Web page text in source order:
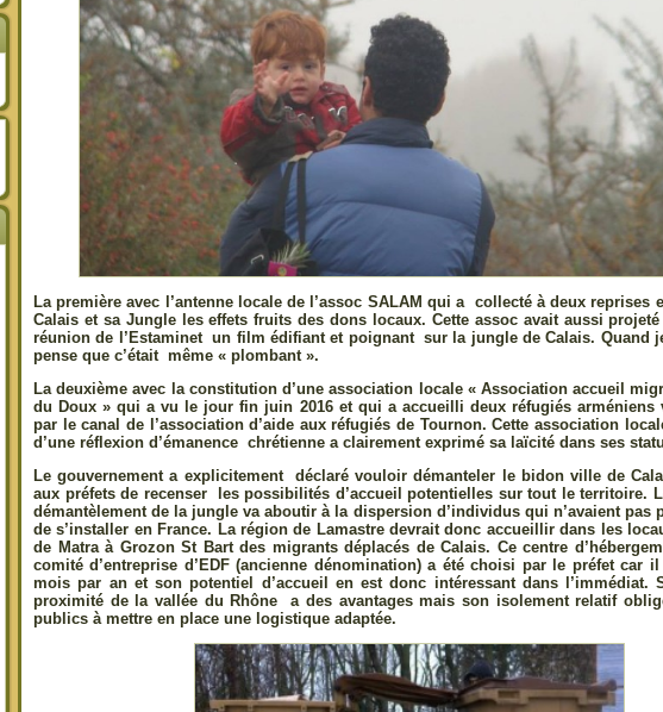
La première avec l’antenne locale de l’assoc SALAM qui a collecté à deux reprises
Calais et sa Jungle les effets fruits des dons locaux. Cette assoc avait aussi
réunion de l’Estaminet un film édifiant et poignant sur la jungle de Calais. Quand
pense que c’était même « plombant ».
La deuxième avec la constitution d’une association locale « Association accueil
du Doux » qui a vu le jour fin juin 2016 et qui a accueilli deux réfugiés arméniens
par le canal de l’association d’aide aux réfugiés de Tournon. Cette association
d’une réflexion d’émanence chrétienne a clairement exprimé sa laïcité dans ses
Le gouvernement a explicitement déclaré vouloir démanteler le bidon ville de
aux préfets de recenser les possibilités d’accueil potentielles sur tout le territoire.
démantèlement de la jungle va aboutir à la dispersion d’individus qui n’avaient pas
de s’installer en France. La région de Lamastre devrait donc accueillir dans les
de Matra à Grozon St Bart des migrants déplacés de Calais. Ce centre
comité d’entreprise d’EDF (ancienne dénomination) a été choisi par le préfet car
mois par an et son potentiel d’accueil en est donc intéressant dans l’immédiat.
proximité de la vallée du Rhône a des avantages mais son isolement relatif
publics à mettre en place une logistique adaptée.